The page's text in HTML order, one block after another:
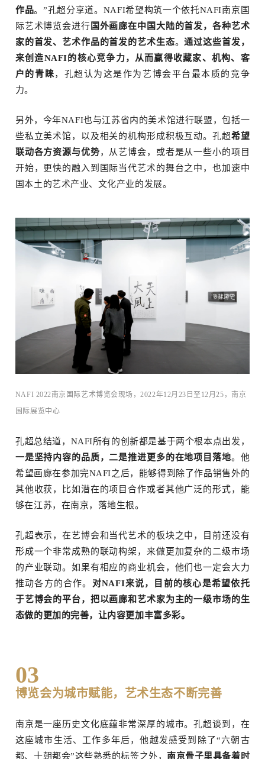
作品。”孔超分享道。NAFI希望构筑一个依托NAFI南京国
际艺术博览会进行 国外画廊在中国大陆的首发，各种艺术
家的首发、艺术作品的首发的艺术生态。通过这些首发，
来创造NAFI的核心竞争力，从而赢得收藏家、机构、客
户的青睐，孔超认为这是作为艺博会平台最本质的竞争
力。
另外，今年NAFI也与江苏省内的美术馆进行联盟，包括一
些私立美术馆，以及相关的机构形成积极互动。孔超希望
联动各方资源与优势，从艺博会，或者是从一些小的项目
开始，更快的融入到国际当代艺术的舞台之中，也加速中
国本土的艺术产业、文化产业的发展。
NAFI 2022南京国际艺术博览会现场，2022年12月23日至12月25，南京
国际展览中⼼
孔超总结道，NAFI所有的创新都是基于两个根本点出发，
一是坚持内容的品质，二是推进更多的在地项目落地。他
希望画廊在参加完NAFI之后，能够得到除了作品销售外的
其他收获，比如潜在的项目合作或者其他广泛的形式，能
够在江苏，在南京，落地生根。
孔超表示，在艺博会和当代艺术的板块之中，目前还没有
形成一个非常成熟的联动构架，来做更加复杂的二级市场
的产业联动。如果有相应的商业机会，他们也一定会大力
推动各方的合作。 对NAFI来说，目前的核心是希望依托
于艺博会的平台，把以画廊和艺术家为主的一级市场的生
态做的更加的完善，让内容更加丰富多彩。
03
博览会为城市赋能，艺术生态不断完善
南京是一座历史文化底蕴非常深厚的城市。孔超谈到，在
这座城市生活、工作多年后，他越发感受到除了“六朝古
都、十朝都会”这些熟悉的标签之外，南京骨子里具备着时